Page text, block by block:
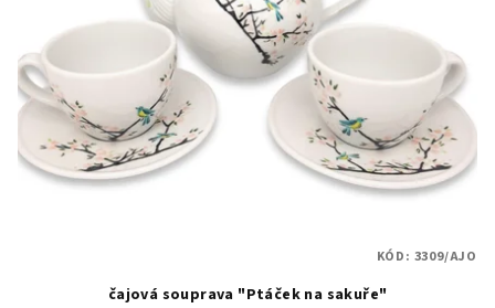
ů
p
r
o
d
čajová souprava "Ptáček na sakuře"
KÓD: 3309/AJO